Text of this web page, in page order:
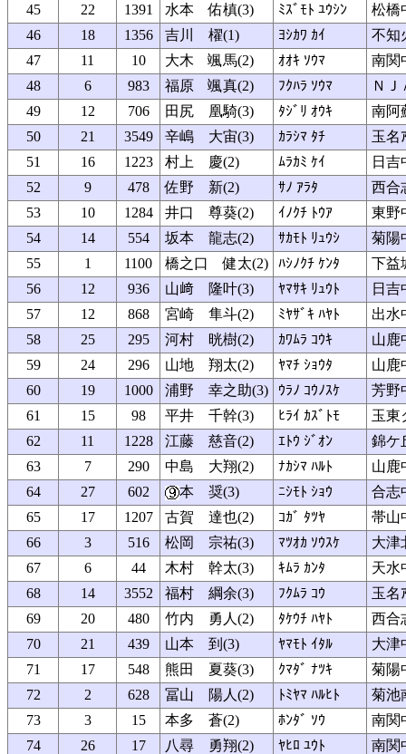
45
22 1391 水本 佑槙(3) ﾐｽﾞﾓﾄ ﾕｳｼﾝ
松橋
46
18 1356 吉川 櫂(1) ﾖｼｶﾜ ｶｲ
不知
47
11 10 大木 颯馬(2) ｵｵｷ ｿｳﾏ
南関
48
6 983 福原 颯真(2) ﾌｸﾊﾗ ｿｳﾏ
ＮＪ
49
12 706 田尻 凰騎(3) ﾀｼﾞﾘ ｵｳｷ
南阿
50
21 3549 辛嶋 大宙(3) ｶﾗｼﾏ ﾀﾁ
玉名
51
16 1223 村上 慶(2) ﾑﾗｶﾐ ｹｲ
日吉
52
9 478 佐野 新(2) ｻﾉ ｱﾗﾀ
西合
53
10 1284 井口 尊葵(2) ｲﾉｸﾁ ﾄｳｱ
東野
54
14 554 坂本 龍志(2) ｻｶﾓﾄ ﾘｭｳｼ
菊陽
55
1 1100 橋之口 健太(2) ﾊｼﾉｸﾁ ｹﾝﾀ
下益
56
12 936 山﨑 隆叶(3) ﾔﾏｻｷ ﾘｭｳﾄ
日吉
57
12 868 宮崎 隼斗(2) ﾐﾔｻﾞｷ ﾊﾔﾄ
出水
58
25 295 河村 晄樹(2) ｶﾜﾑﾗ ｺｳｷ
山鹿
59
24 296 山地 翔太(2) ﾔﾏﾁ ｼｮｳﾀ
山鹿
60
19 1000 浦野 幸之助(3) ｳﾗﾉ ｺｳﾉｽｹ
芳野
61
15 98 平井 千幹(3) ﾋﾗｲ ｶｽﾞﾄﾓ
玉東
62
11 1228 江藤 慈音(2) ｴﾄｳ ｼﾞｵﾝ
錦ケ
63
7 290 中島 大翔(2) ﾅｶｼﾏ ﾊﾙﾄ
山鹿
64
27 602 本 奨(3) ﾆｼﾓﾄ ｼｮｳ
合志
65
17 1207 古賀 達也(2) ｺｶﾞ ﾀﾂﾔ
帯山
66
3 516 松岡 宗祐(3) ﾏﾂｵｶ ｿｳｽｹ
大津
67
6 44 木村 幹太(3) ｷﾑﾗ ｶﾝﾀ
天水
68
14 3552 福村 綱余(3) ﾌｸﾑﾗ ｺｳ
玉名
69
20 480 竹内 勇人(2) ﾀｹｳﾁ ﾊﾔﾄ
西合
70
21 439 山本 到(3) ﾔﾏﾓﾄ ｲﾀﾙ
大津
71
17 548 熊田 夏葵(3) ｸﾏﾀﾞ ﾅﾂｷ
菊陽
72
2 628 冨山 陽人(2) ﾄﾐﾔﾏ ﾊﾙﾋﾄ
菊池
73
3 15 本多 蒼(2) ﾎﾝﾀﾞ ｿｳ
南関
74
26 17 八尋 勇翔(2) ﾔﾋﾛ ﾕｳﾄ
南関